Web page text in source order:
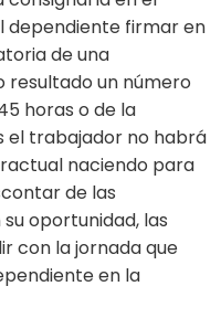
dependiente firmar en
de una
un número
horas o de la
el trabajador no habrá
naciendo para
de las
oportunidad, las
con la jornada que
en la